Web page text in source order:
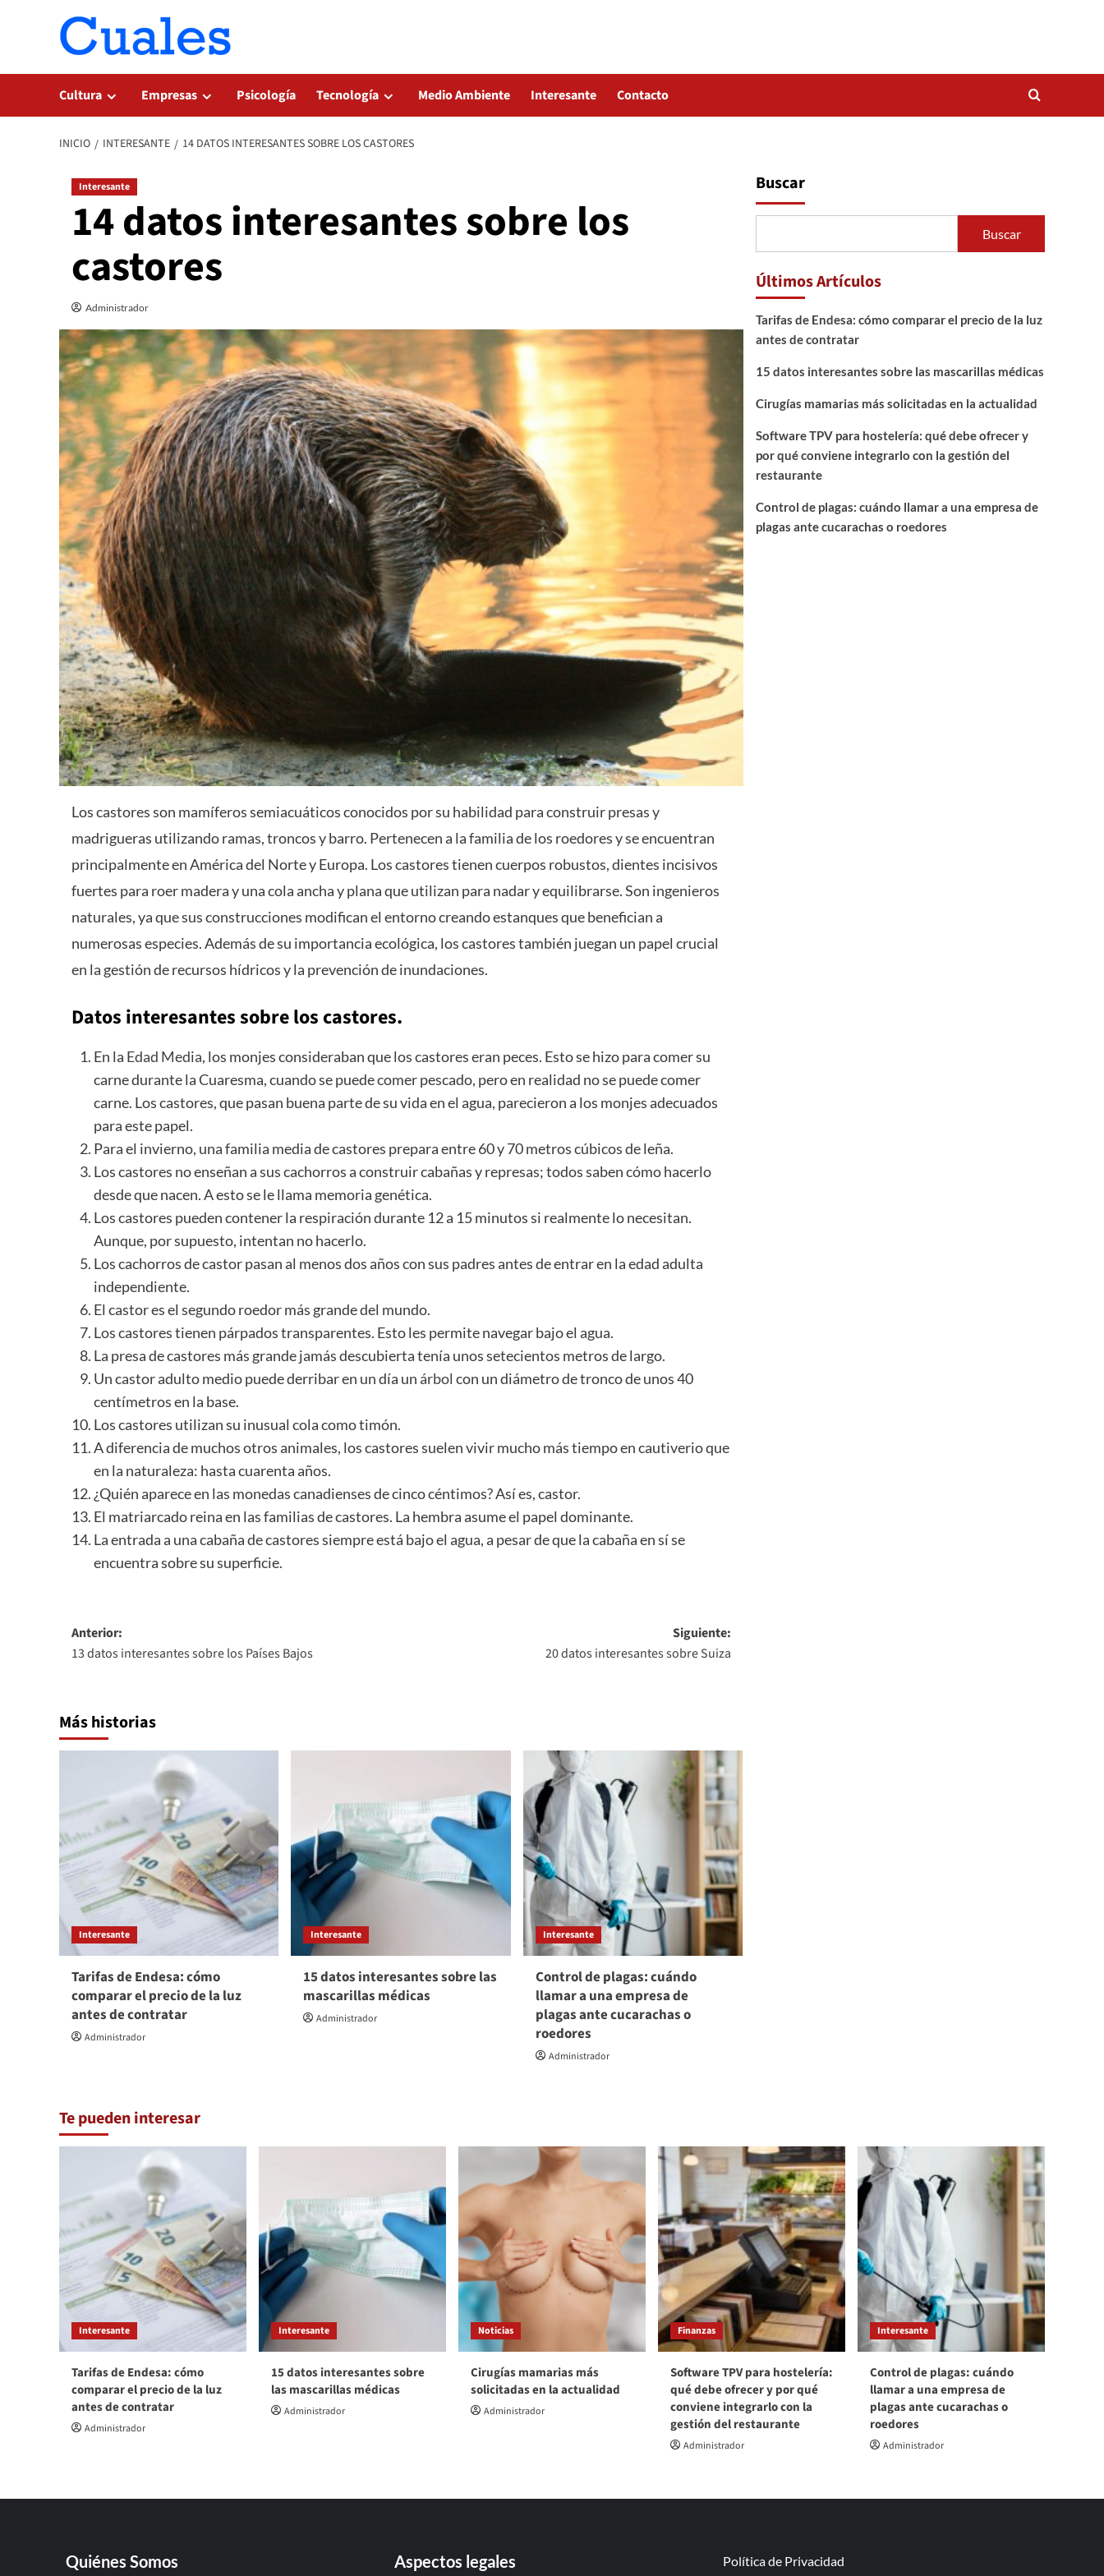
Cultura Empresas Psicología Tecnología Medio Ambiente Interesante Contacto
INICIO INTERESANTE 14 DATOS INTERESANTES SOBRE LOS CASTORES
Interesante
14 datos interesantes sobre los
castores
Administrador
Los castores son mamíferos semiacuáticos conocidos por su habilidad para construir presas y
madrigueras utilizando ramas, troncos y barro. Pertenecen a la familia de los roedores y se encuentran
principalmente en América del Norte y Europa. Los castores tienen cuerpos robustos, dientes incisivos
fuertes para roer madera y una cola ancha y plana que utilizan para nadar y equilibrarse. Son ingenieros
naturales, ya que sus construcciones modifican el entorno creando estanques que benefician a
numerosas especies. Además de su importancia ecológica, los castores también juegan un papel crucial
en la gestión de recursos hídricos y la prevención de inundaciones.
Datos interesantes sobre los castores.
En la Edad Media, los monjes consideraban que los castores eran peces. Esto se hizo para comer su
carne durante la Cuaresma, cuando se puede comer pescado, pero en realidad no se puede comer
carne. Los castores, que pasan buena parte de su vida en el agua, parecieron a los monjes adecuados
para este papel.
Para el invierno, una familia media de castores prepara entre 60 y 70 metros cúbicos de leña.
Los castores no enseñan a sus cachorros a construir cabañas y represas; todos saben cómo hacerlo
desde que nacen. A esto se le llama memoria genética.
Los castores pueden contener la respiración durante 12 a 15 minutos si realmente lo necesitan.
Aunque, por supuesto, intentan no hacerlo.
Los cachorros de castor pasan al menos dos años con sus padres antes de entrar en la edad adulta
independiente.
El castor es el segundo roedor más grande del mundo.
Los castores tienen párpados transparentes. Esto les permite navegar bajo el agua.
La presa de castores más grande jamás descubierta tenía unos setecientos metros de largo.
Un castor adulto medio puede derribar en un día un árbol con un diámetro de tronco de unos 40
centímetros en la base.
Los castores utilizan su inusual cola como timón.
A diferencia de muchos otros animales, los castores suelen vivir mucho más tiempo en cautiverio que
en la naturaleza: hasta cuarenta años.
¿Quién aparece en las monedas canadienses de cinco céntimos? Así es, castor.
El matriarcado reina en las familias de castores. La hembra asume el papel dominante.
La entrada a una cabaña de castores siempre está bajo el agua, a pesar de que la cabaña en sí se
encuentra sobre su superficie.
Navegación
de
Anterior:
13 datos interesantes sobre los Países Bajos
Siguiente:
20 datos interesantes sobre Suiza
Más historias
Interesante
Tarifas de Endesa: cómo
comparar el precio de la luz
antes de contratar
Administrador
Interesante
15 datos interesantes sobre las
mascarillas médicas
Administrador
Interesante
Control de plagas: cuándo
llamar a una empresa de
plagas ante cucarachas o
roedores
Administrador
Buscar
Buscar
Últimos Artículos
Tarifas de Endesa: cómo comparar el precio de la luz
antes de contratar
15 datos interesantes sobre las mascarillas médicas
Cirugías mamarias más solicitadas en la actualidad
Software TPV para hostelería: qué debe ofrecer y
por qué conviene integrarlo con la gestión del
restaurante
Control de plagas: cuándo llamar a una empresa de
plagas ante cucarachas o roedores
Te pueden interesar
Interesante
Tarifas de Endesa: cómo
comparar el precio de la luz
antes de contratar
Administrador
Interesante
15 datos interesantes sobre
las mascarillas médicas
Administrador
Noticias
Cirugías mamarias más
solicitadas en la actualidad
Administrador
Finanzas
Software TPV para hostelería:
qué debe ofrecer y por qué
conviene integrarlo con la
gestión del restaurante
Administrador
Interesante
Control de plagas: cuándo
llamar a una empresa de
plagas ante cucarachas o
roedores
Administrador
Quiénes Somos Aspectos legales Política de Privacidad